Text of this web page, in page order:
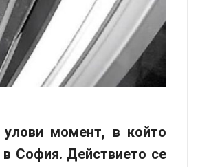
момент, в който
в София. Действието се